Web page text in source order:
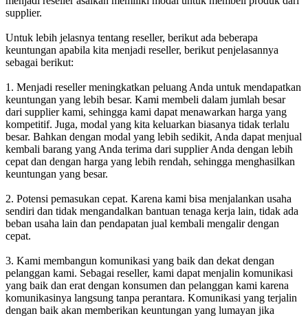
supplier.
Untuk lebih jelasnya tentang reseller, berikut ada beberapa
keuntungan apabila kita menjadi reseller, berikut penjelasannya
sebagai berikut:
1. Menjadi reseller meningkatkan peluang Anda untuk mendapatkan
keuntungan yang lebih besar. Kami membeli dalam jumlah besar
dari supplier kami, sehingga kami dapat menawarkan harga yang
kompetitif. Juga, modal yang kita keluarkan biasanya tidak terlalu
besar. Bahkan dengan modal yang lebih sedikit, Anda dapat menjual
kembali barang yang Anda terima dari supplier Anda dengan lebih
cepat dan dengan harga yang lebih rendah, sehingga menghasilkan
keuntungan yang besar.
2. Potensi pemasukan cepat. Karena kami bisa menjalankan usaha
sendiri dan tidak mengandalkan bantuan tenaga kerja lain, tidak ada
beban usaha lain dan pendapatan jual kembali mengalir dengan
cepat.
3. Kami membangun komunikasi yang baik dan dekat dengan
pelanggan kami. Sebagai reseller, kami dapat menjalin komunikasi
yang baik dan erat dengan konsumen dan pelanggan kami karena
komunikasinya langsung tanpa perantara. Komunikasi yang terjalin
dengan baik akan memberikan keuntungan yang lumayan jika